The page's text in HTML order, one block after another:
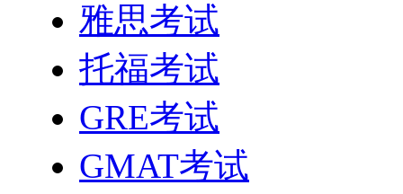
雅思考试
托福考试
GRE考试
GMAT考试